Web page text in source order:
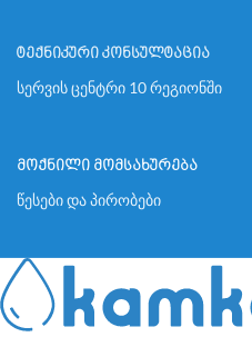
ტექნიკური კონსულტაცია
სერვის ცენტრი 10 რეგიონში
მოქნილი მომსახურება
წესები და პირობები